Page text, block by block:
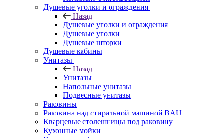
Душевые уголки и ограждения
Назад
Душевые уголки и ограждения
Душевые уголки
Душевые шторки
Душевые кабины
Унитазы
Назад
Унитазы
Напольные унитазы
Подвесные унитазы
Раковины
Раковина над стиральной машиной BAU
Кварцевые столешницы под раковину
Кухонные мойки